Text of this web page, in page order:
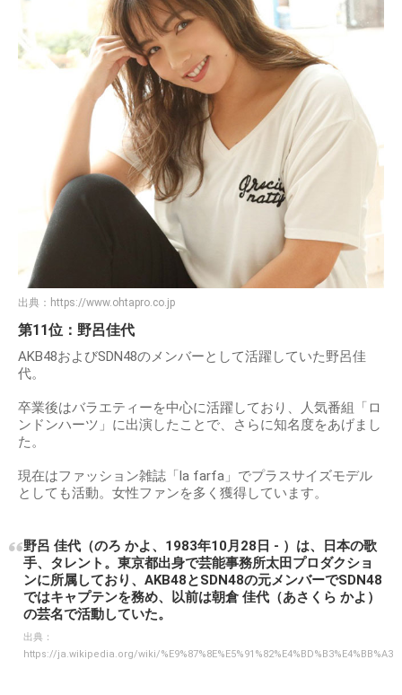
出典： https://www.ohtapro.co.jp
第11位：野呂佳代
AKB48およびSDN48のメンバーとして活躍していた野呂佳
代。
卒業後はバラエティーを中心に活躍しており、人気番組「ロ
ンドンハーツ」に出演したことで、さらに知名度をあげまし
た。
現在はファッション雑誌「la farfa」でプラスサイズモデル
としても活動。女性ファンを多く獲得しています。
野呂 佳代（のろ かよ、1983年10月28日 - ）は、日本の歌
手、タレント。東京都出身で芸能事務所太田プロダクショ
ンに所属しており、AKB48とSDN48の元メンバーでSDN48
ではキャプテンを務め、以前は朝倉 佳代（あさくら かよ）
の芸名で活動していた。
出典：
https://ja.wikipedia.org/wiki/%E9%87%8E%E5%91%82%E4%BD%B3%E4%BB%A3